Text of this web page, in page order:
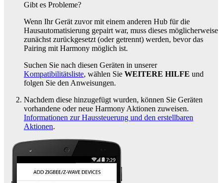
Gibt es Probleme?
Wenn Ihr Gerät zuvor mit einem anderen Hub für die
Hausautomatisierung gepairt war, muss dieses möglicherweise
zunächst zurückgesetzt (oder getrennt) werden, bevor das
Pairing mit Harmony möglich ist.
Suchen Sie nach diesen Geräten in unserer
Kompatibilitätsliste, wählen Sie WEITERE HILFE und
folgen Sie den Anweisungen.
Nachdem diese hinzugefügt wurden, können Sie Geräten
vorhandene oder neue Harmony Aktionen zuweisen.
Informationen zur Haussteuerung und den erstellbaren
Aktionen.